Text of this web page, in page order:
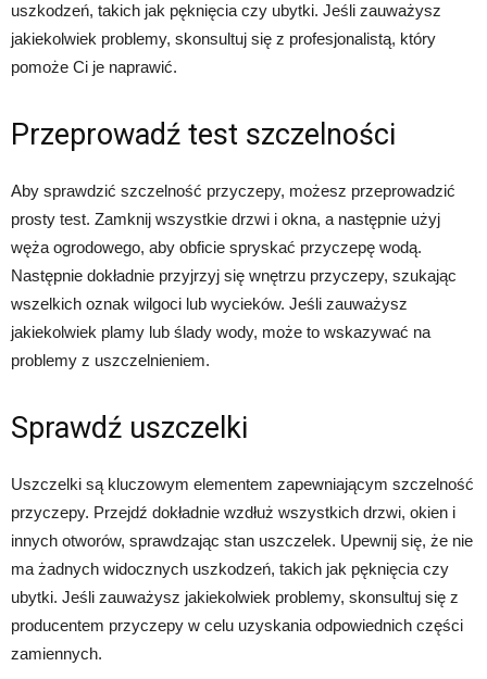
uszkodzeń, takich jak pęknięcia czy ubytki. Jeśli zauważysz
jakiekolwiek problemy, skonsultuj się z profesjonalistą, który
pomoże Ci je naprawić.
Przeprowadź test szczelności
Aby sprawdzić szczelność przyczepy, możesz przeprowadzić
prosty test. Zamknij wszystkie drzwi i okna, a następnie użyj
węża ogrodowego, aby obficie spryskać przyczepę wodą.
Następnie dokładnie przyjrzyj się wnętrzu przyczepy, szukając
wszelkich oznak wilgoci lub wycieków. Jeśli zauważysz
jakiekolwiek plamy lub ślady wody, może to wskazywać na
problemy z uszczelnieniem.
Sprawdź uszczelki
Uszczelki są kluczowym elementem zapewniającym szczelność
przyczepy. Przejdź dokładnie wzdłuż wszystkich drzwi, okien i
innych otworów, sprawdzając stan uszczelek. Upewnij się, że nie
ma żadnych widocznych uszkodzeń, takich jak pęknięcia czy
ubytki. Jeśli zauważysz jakiekolwiek problemy, skonsultuj się z
producentem przyczepy w celu uzyskania odpowiednich części
zamiennych.